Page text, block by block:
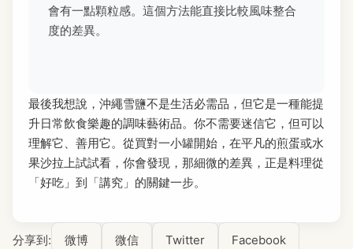
會有一點顆粒感。這個方法能直接比較風味整合
度的差異。
最後我想說，沖繩雪鹽不是生活必需品，但它是一種能提
升日常飲食樂趣的調味藝術品。你不需要迷信它，但可以
理解它、善用它。從買對一小罐開始，在平凡的煎蛋或水
果沙拉上試試看，你會發現，那細微的差異，正是料理從
「好吃」到「講究」的關鍵一步。
分享到: 微博 微信 Twitter Facebook